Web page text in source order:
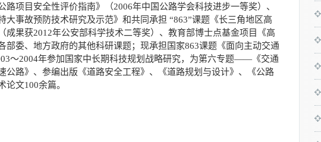
项目安全性评价指南》（2006年中国公路学会科技进步一等奖）、
大事故预防技术研究及示范》和共同承担 “863”课题《长三角地区高
成果获2012年公安部科学技术二等奖）、教育部博士点基金项目《高
部委、地方政府的其他科研课题；现承担国家863课题《面向主动交通
～2004年参加国家中长期科技规划战略研究，为第六专题——《交通
公路》、参编出版《道路安全工程》、《道路规划与设计》、《公路
文100余篇。